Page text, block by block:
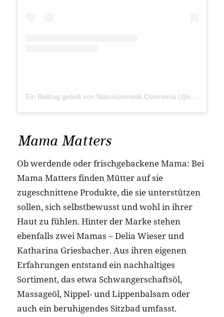
Ein Beitrag geteilt von Naturkosmetik Cosmenia (@cosmenia.munich)
Mama Matters
Ob werdende oder frischgebackene Mama: Bei
Mama Matters finden Mütter auf sie
zugeschnittene Produkte, die sie unterstützen
sollen, sich selbstbewusst und wohl in ihrer
Haut zu fühlen. Hinter der Marke stehen
ebenfalls zwei Mamas – Delia Wieser und
Katharina Griesbacher. Aus ihren eigenen
Erfahrungen entstand ein nachhaltiges
Sortiment, das etwa Schwangerschaftsöl,
Massageöl, Nippel- und Lippenbalsam oder
auch ein beruhigendes Sitzbad umfasst.